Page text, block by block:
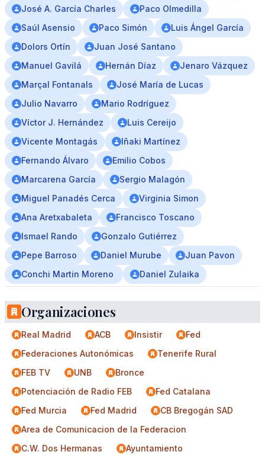
José A. García Charles
Paco Olmedilla
Saúl Asensio
Paco Simón
Luis Ángel García
Dolors Ortín
Juan José Santano
Manuel Gavilá
Hernán Díaz
Jenaro Vázquez
Marçal Fontanals
José María de Lucas
Julio Navarro
Mario Rodríguez
Víctor J. Hernández
Luis Cereijo
Vicente Montagás
Iñaki Martínez
Fernando Álvaro
Emilio Cobos
Marcarena García
Sergio Malagón
Miguel Panadés Cerca
Virginia Simon
Ana Aretxabaleta
Francisco Toscano
Ismael Rando
Gonzalo Gutiérrez
Pepe Barroso
Daniel Murube
Juan Pavon
Conchi Martin Moreno
Daniel Zulaika
Organizaciones
Real Madrid ACB Insistir
Fed
Federaciones Autonómicas
Tenerife Rural
FEB TV
UNB
Bronce
Potenciación de Radio FEB
Fed Catalana
Fed Murcia
Fed Madrid
CB Bregogán SAD
Area de Comunicacion de la Federacion
C.W. Dos Hermanas
Ayuntamiento